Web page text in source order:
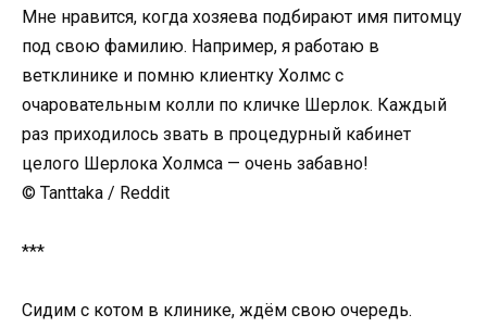
Мне нравится, когда хозяева подбирают имя питомцу
под свою фамилию. Например, я работаю в
ветклинике и помню клиентку Холмс с
очаровательным колли по кличке Шерлок. Каждый
раз приходилось звать в процедурный кабинет
целого Шерлока Холмса — очень забавно!
© Tanttaka / Reddit
***
Сидим с котом в клинике, ждём свою очередь.